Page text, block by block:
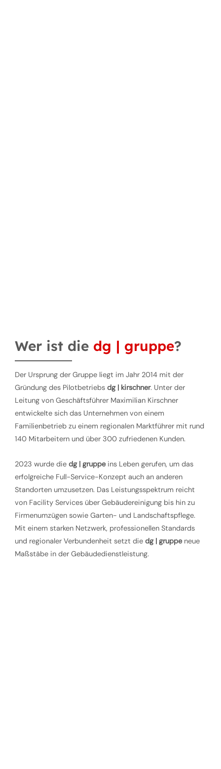
Wer ist die dg | gruppe?
Der Ursprung der Gruppe liegt im Jahr 2014 mit der
Gründung des Pilotbetriebs dg | kirschner. Unter der
Leitung von Geschäftsführer Maximilian Kirschner
entwickelte sich das Unternehmen von einem
Familienbetrieb zu einem regionalen Marktführer mit rund
140 Mitarbeitern und über 300 zufriedenen Kunden.
2023 wurde die dg | gruppeins Leben gerufen, um das
erfolgreiche Full-Service-Konzept auch an anderen
Standorten umzusetzen. Das Leistungsspektrum reicht
von Facility Services über Gebäudereinigung bis hin zu
Firmenumzügen sowie Garten- und Landschaftspflege.
Mit einem starken Netzwerk, professionellen Standards
und regionaler Verbundenheit setzt die dg | gruppeneue
Maßstäbe in der Gebäudedienstleistung.